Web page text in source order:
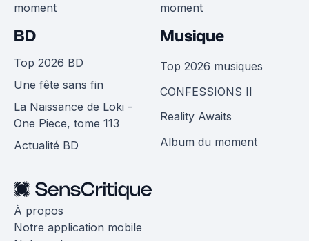
moment
moment
BD
Top 2026 BD
Une fête sans fin
La Naissance de Loki -
One Piece, tome 113
Actualité BD
Musique
Top 2026 musiques
CONFESSIONS II
Reality Awaits
Album du moment
À propos
Notre application mobile